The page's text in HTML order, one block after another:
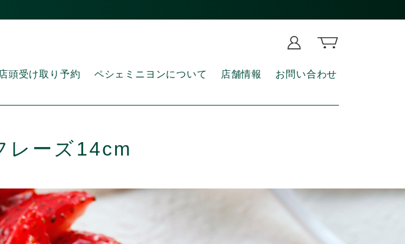
店頭受け取り予約 ペシェミニヨンについて 店舗情報 お問い合わせ
レーズ14cm